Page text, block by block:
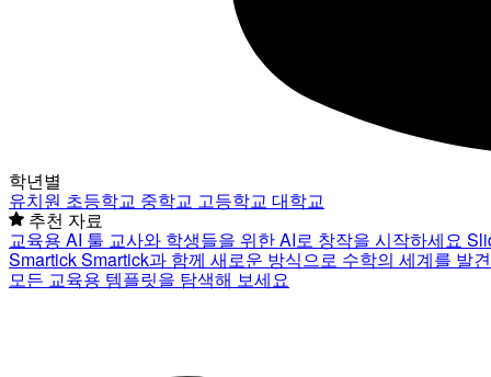
학년별
유치원 초등학교 중학교 고등학교 대학교
추천 자료
교육용 AI 툴 교사와 학생들을 위한 AI로 창작을 시작하세요
SmartickSmartick과 함께 새로운 방식으로 수학의 세계를 발
모든 교육용 템플릿을 탐색해 보세요